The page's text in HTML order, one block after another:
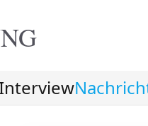
Interview